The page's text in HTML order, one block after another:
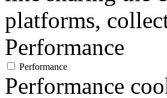
platforms,
Performance
Performance
Performance